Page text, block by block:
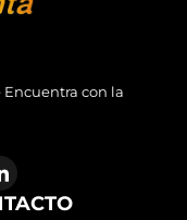
Encuentra con la